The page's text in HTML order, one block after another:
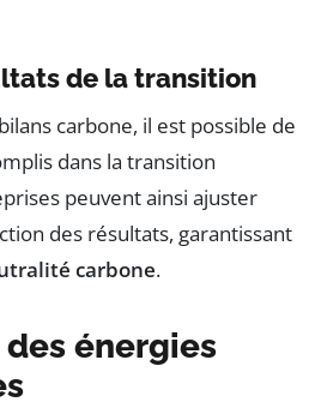
de la transition
carbone, il est possible de
dans la transition
peuvent ainsi ajuster
des résultats, garantissant
carbone.
des énergies